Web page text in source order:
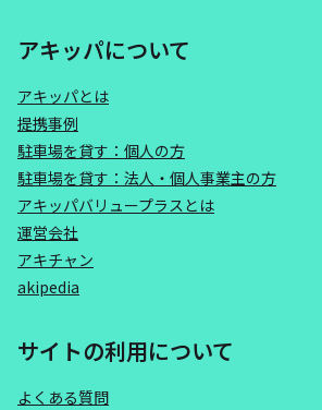
アキッパについて
アキッパとは
提携事例
駐車場を貸す：個人の方
駐車場を貸す：法人・個人事業主の方
アキッパバリュープラスとは
運営会社
アキチャン
akipedia
サイトの利用について
よくある質問